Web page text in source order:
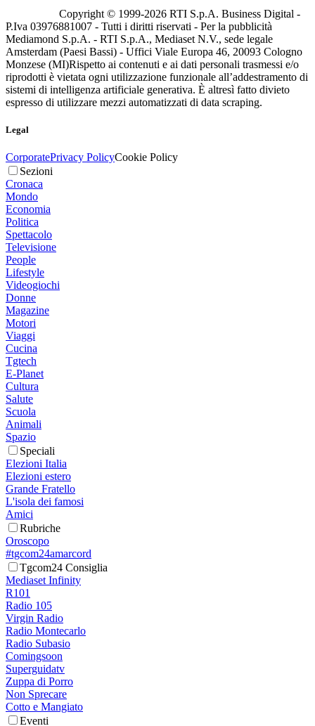
Copyright © 1999-2026 RTI S.p.A. Business Digital -
P.Iva 03976881007 - Tutti i diritti riservati - Per la pubblicità
Mediamond S.p.A. - RTI S.p.A., Mediaset N.V., sede legale
Amsterdam (Paesi Bassi) - Uffici Viale Europa 46, 20093 Cologno
Monzese (MI)Rispetto ai contenuti e ai dati personali trasmessi e/o
riprodotti è vietata ogni utilizzazione funzionale all’addestramento di
sistemi di intelligenza artificiale generativa. È altresì fatto divieto
espresso di utilizzare mezzi automatizzati di data scraping.
Legal
CorporatePrivacy PolicyCookie Policy
Sezioni
Cronaca
Mondo
Economia
Politica
Spettacolo
Televisione
People
Lifestyle
Videogiochi
Donne
Magazine
Motori
Viaggi
Cucina
Tgtech
E-Planet
Cultura
Salute
Scuola
Animali
Spazio
Speciali
Elezioni Italia
Elezioni estero
Grande Fratello
L'isola dei famosi
Amici
Rubriche
Oroscopo
#tgcom24amarcord
Tgcom24 Consiglia
Mediaset Infinity
R101
Radio 105
Virgin Radio
Radio Montecarlo
Radio Subasio
Comingsoon
Superguidatv
Zuppa di Porro
Non Sprecare
Cotto e Mangiato
Eventi